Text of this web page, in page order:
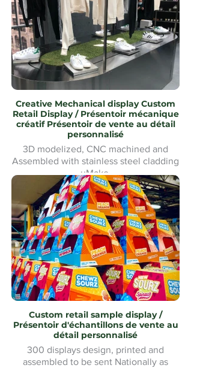
Creative Mechanical display Custom
Retail Display / Présentoir mécanique
créatif Présentoir de vente au détail
personnalisé
3D modelized, CNC machined and
Assembled with stainless steel cladding
uMake
Modélisé en 3D, usiné CNC et
assemblé avec revêtement en acier
inoxydable uMake MontréalMontreal
Custom retail sample display /
Présentoir d'échantillons de vente au
détail personnalisé
300 displays design, printed and
assembled to be sent Nationally as